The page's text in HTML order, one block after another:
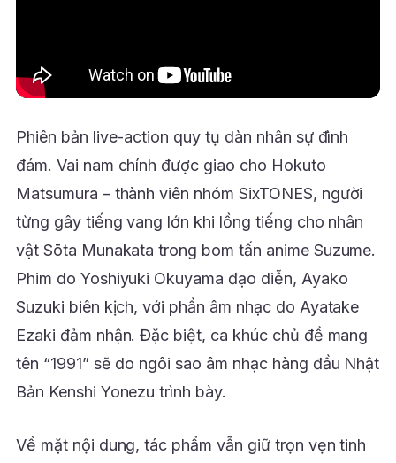
Phiên bản live-action quy tụ dàn nhân sự đình
đám. Vai nam chính được giao cho Hokuto
Matsumura – thành viên nhóm SixTONES, người
từng gây tiếng vang lớn khi lồng tiếng cho nhân
vật Sōta Munakata trong bom tấn anime Suzume.
Phim do Yoshiyuki Okuyama đạo diễn, Ayako
Suzuki biên kịch, với phần âm nhạc do Ayatake
Ezaki đảm nhận. Đặc biệt, ca khúc chủ đề mang
tên “1991” sẽ do ngôi sao âm nhạc hàng đầu Nhật
Bản Kenshi Yonezu trình bày.
Về mặt nội dung, tác phẩm vẫn giữ trọn vẹn tinh